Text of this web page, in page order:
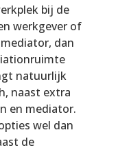
bij de
werkgever of
dan
natuurlijk
naast extra
en mediator.
wel dan
de